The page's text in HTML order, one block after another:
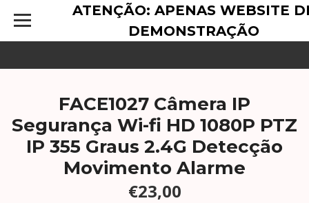
ATENÇÃO: APENAS WEBSITE
DEMONSTRAÇÃO
FACE1027 Câmera IP
Segurança Wi-fi HD 1080P PTZ
IP 355 Graus 2.4G Detecção
Movimento Alarme
€23,00